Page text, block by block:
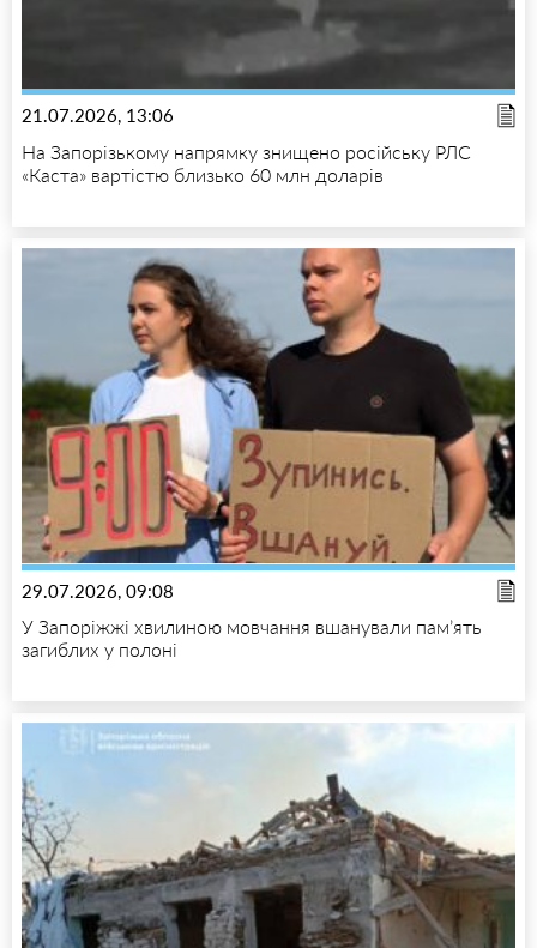
21.07.2026, 13:06
На Запорізькому напрямку знищено російську РЛС
«Каста» вартістю близько 60 млн доларів
29.07.2026, 09:08
У Запоріжжі хвилиною мовчання вшанували пам’ять
загиблих у полоні